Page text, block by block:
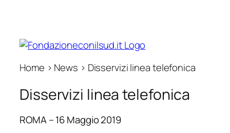
Home › News › Disservizi linea telefonica
Disservizi linea telefonica
ROMA – 16 Maggio 2019